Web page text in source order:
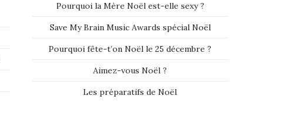
Pourquoi la Mère Noël est-elle sexy ?
Save My Brain Music Awards spécial Noël
Pourquoi fête-t’on Noël le 25 décembre ?
Aimez-vous Noël ?
Les préparatifs de Noël